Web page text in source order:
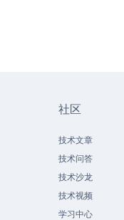
社区
技术文章
技术问答
技术沙龙
技术视频
学习中心